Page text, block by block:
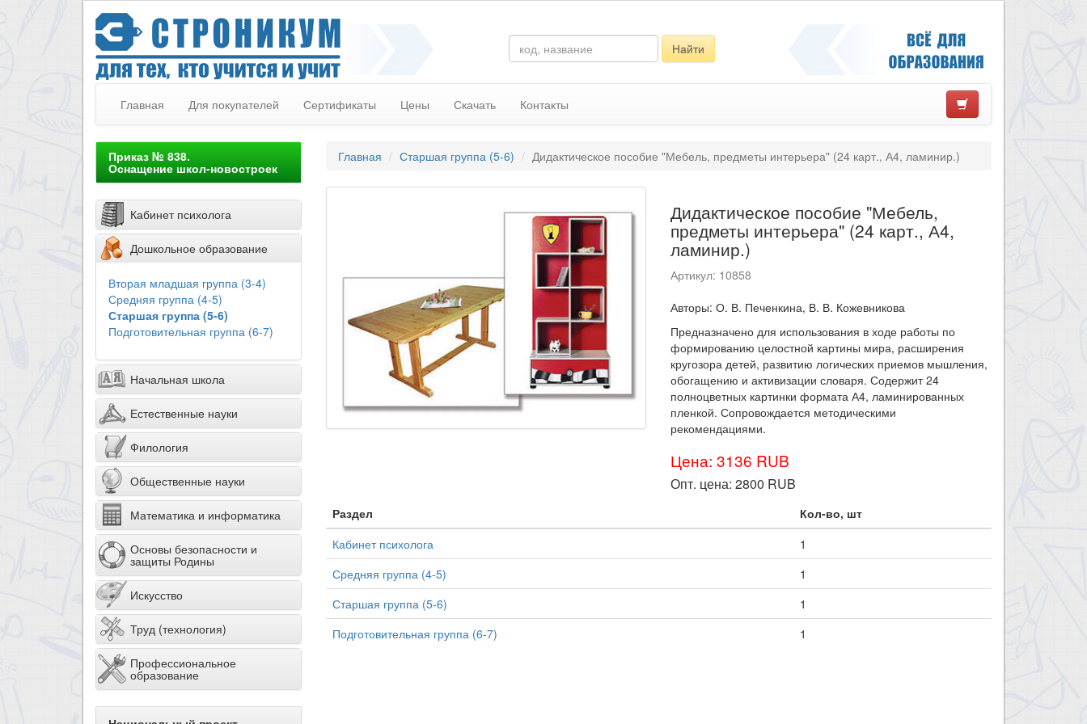
Найти
Главная Для покупателей Сертификаты Цены Скачать Контакты
Приказ № 838.
Оснащение школ-новостроек
Кабинет психолога
Дошкольное образование
Вторая младшая группа (3-4)
Средняя группа (4-5)
Старшая группа (5-6)
Подготовительная группа (6-7)
Начальная школа
Естественные науки
Филология
Общественные науки
Математика и информатика
Основы безопасности и
защиты Родины
Искусство
Труд (технология)
Профессиональное
образование
Главная Старшая группа (5-6) Дидактическое пособие "Мебель, предметы интерьера" (24 карт., А4, ламинир.)
Дидактическое пособие "Мебель,
предметы интерьера" (24 карт., А4,
ламинир.)
Артикул: 10858
Авторы: О. В. Печенкина, В. В. Кожевникова
Предназначено для использования в ходе работы по
формированию целостной картины мира, расширения
кругозора детей, развитию логических приемов мышления,
обогащению и активизации словаря. Содержит 24
полноцветных картинки формата А4, ламинированных
пленкой. Сопровождается методическими
рекомендациями.
Цена: 3136 RUB
Опт. цена:2800 RUB
Раздел
Кол-во, шт
Кабинет психолога
1
Средняя группа (4-5)
1
Старшая группа (5-6)
1
Подготовительная группа (6-7)
1